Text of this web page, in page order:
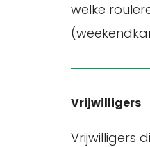
welke
Vrijwilligers
Vrijwilligers